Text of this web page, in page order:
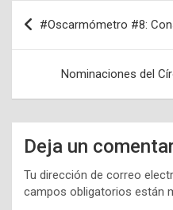
Navegación
de
entradas
#Oscarmómetro #8:
Nominaciones del
Deja un
Tu dirección de correo
campos obligatorios están